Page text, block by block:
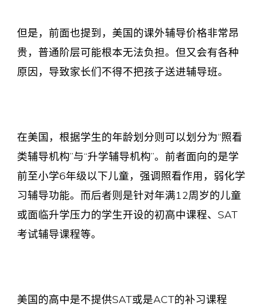
但是，前面也提到，美国的课外辅导价格非常昂
贵，普通阶层可能根本无法负担。但又会有各种
原因，导致家长们不得不把孩子送进辅导班。
在美国，根据学生的年龄划分则可以划分为“照看
类辅导机构”与“升学辅导机构”。前者面向的是学
前至小学6年级以下儿童，强调照看作用，弱化学
习辅导功能。而后者则是针对年满12周岁的儿童
或面临升学压力的学生开设的初高中课程、SAT
考试辅导课程等。
美国的高中是不提供SAT或是ACT的补习课程